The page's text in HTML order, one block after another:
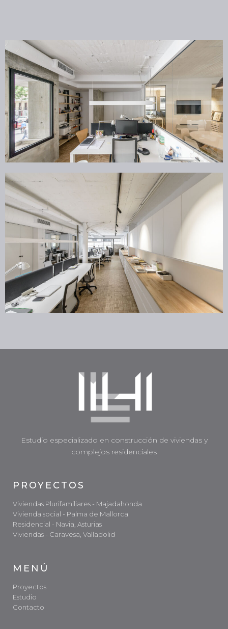
Estudio especializado en construcción de viviendas y
complejos residenciales
PROYECTOS
Viviendas Plurifamiliares - Majadahonda
Vivienda social - Palma de Mallorca
Residencial - Navia, Asturias
Viviendas - Caravesa, Valladolid
MENÚ
Proyectos
Estudio
Contacto